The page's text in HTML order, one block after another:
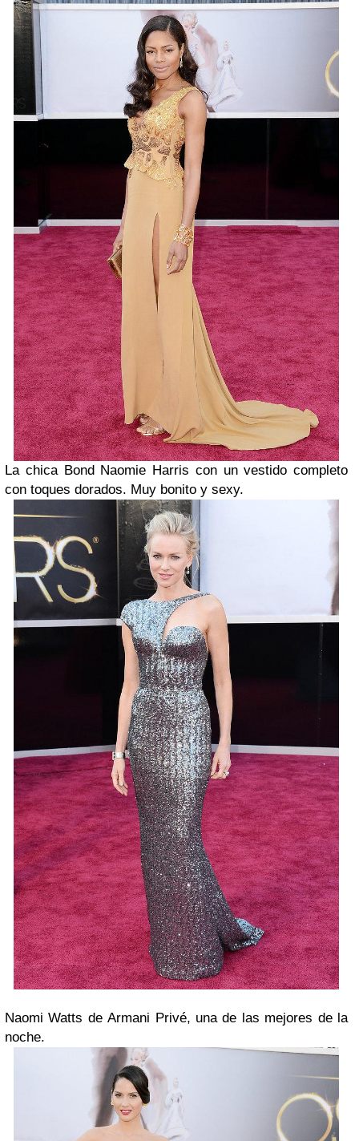
La chica Bond Naomie Harris con un vestido completo
con toques dorados. Muy bonito y sexy.
Naomi Watts de Armani Privé, una de las mejores de la
noche.